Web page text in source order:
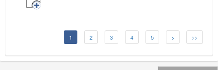
1 2 3 4 5 > >>